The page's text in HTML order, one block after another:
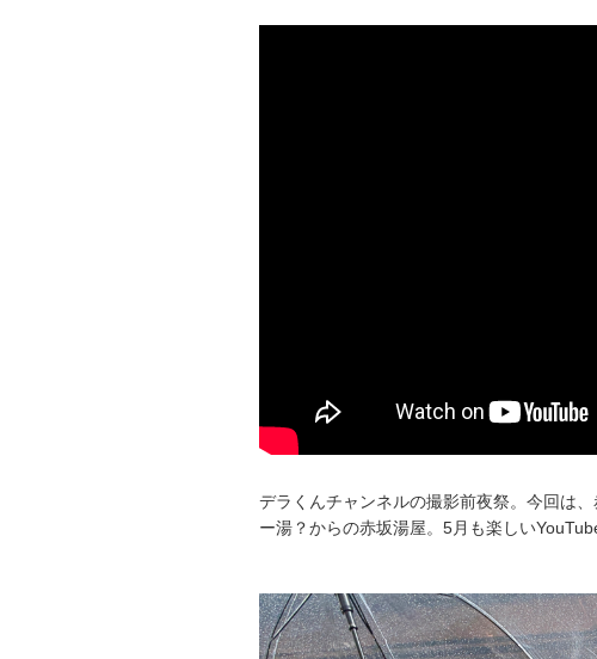
デラくんチャンネルの撮影前夜祭。今回は
ー湯？からの赤坂湯屋。5月も楽しい